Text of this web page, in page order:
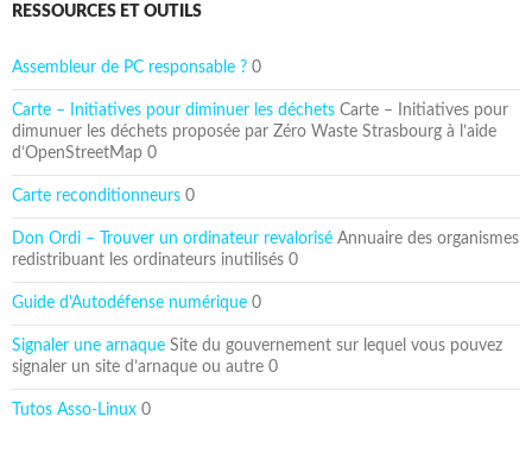
RESSOURCES ET OUTILS
Assembleur de PC responsable ? 0
Carte – Initiatives pour diminuer les déchets Carte – Initiatives pour
dimunuer les déchets proposée par Zéro Waste Strasbourg à l’aide
d’OpenStreetMap 0
Carte reconditionneurs 0
Don Ordi – Trouver un ordinateur revalorisé Annuaire des organismes
redistribuant les ordinateurs inutilisés 0
Guide d'Autodéfense numérique 0
Signaler une arnaque Site du gouvernement sur lequel vous pouvez
signaler un site d’arnaque ou autre 0
Tutos Asso-Linux 0